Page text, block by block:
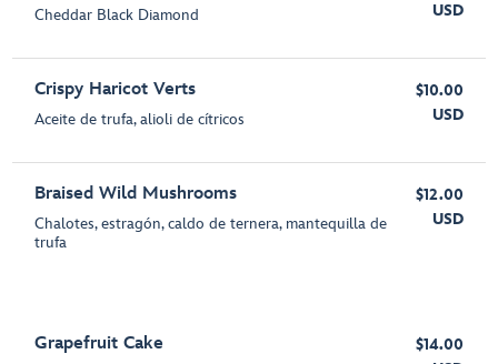
Cheddar Black Diamond
USD
Crispy Haricot Verts
Aceite de trufa, alioli de cítricos
$10.00
USD
Braised Wild Mushrooms
Chalotes, estragón, caldo de ternera, mantequilla de
trufa
$12.00
USD
Grapefruit Cake
$14.00